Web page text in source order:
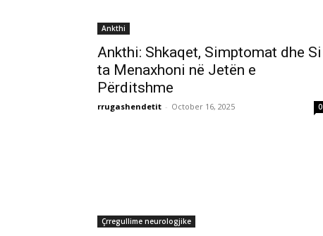
Ankthi
Ankthi: Shkaqet, Simptomat dhe Si
ta Menaxhoni në Jetën e
Përditshme
rrugashendetit - October 16, 2025 0
Çrregullime neurologjike